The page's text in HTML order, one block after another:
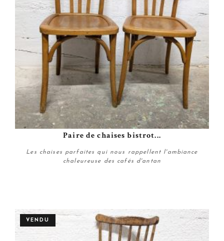
Plus de détails
Paire de chaises bistrot...
Les chaises parfaites qui nous rappellent l'ambiance
chaleureuse des cafés d'antan
VENDU